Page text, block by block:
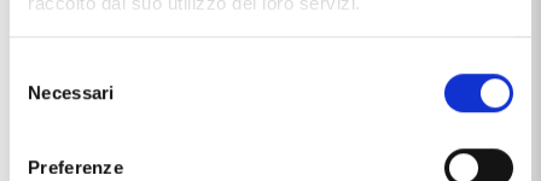
delNecessari
Preferenze